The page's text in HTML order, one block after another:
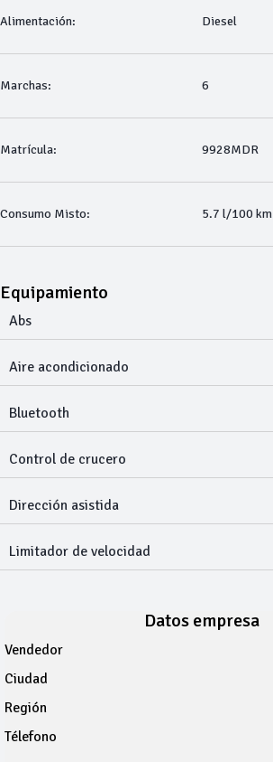
Alimentación: Diesel
Marchas: 6
Matrícula: 9928MDR
Consumo Misto: 5.7 l/100 km
Equipamiento
Abs
Aire acondicionado
Bluetooth
Control de crucero
Dirección asistida
Limitador de velocidad
Datos empresa
Vendedor
Ciudad
Región
Télefono